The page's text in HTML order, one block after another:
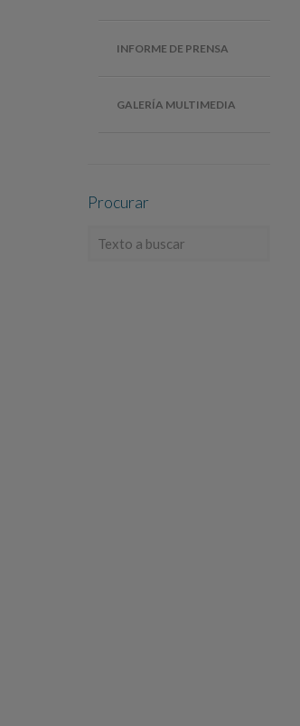
INFORME DE PRENSA
GALERÍA MULTIMEDIA
Procurar